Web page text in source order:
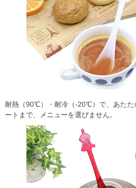
耐熱（90℃）・耐冷（-20℃）で、あたた
ートまで、メニューを選びません。